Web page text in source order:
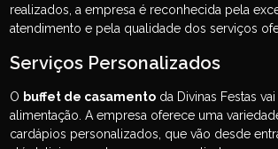
realizados, a empresa é reconhecida pela
atendimento e pela qualidade dos serviços
Serviços Personalizados
O buffet de casamento da Divinas Festas
alimentação. A empresa oferece uma
cardápios personalizados, que vão desde